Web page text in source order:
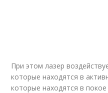
При этом лазер
которые находятся в
которые находятся в